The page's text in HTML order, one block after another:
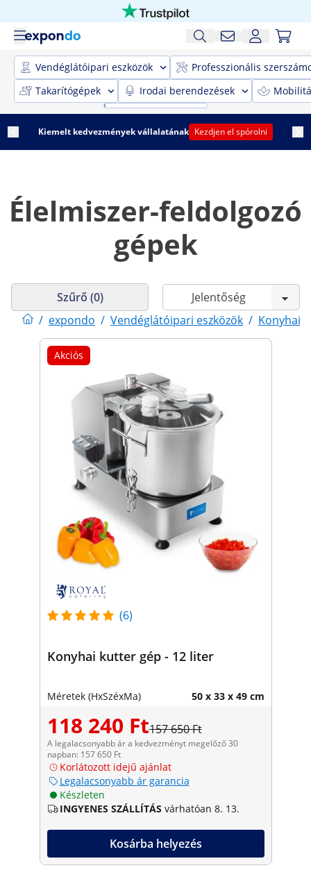
Vendéglátóipari eszközök
Professzionális
Takarítógépek
Irodai berendezések
Kiemelt kedvezmények vállalatának Kezdjen el spórolni
Élelmiszer-feldolgozó
gépek
/ expondo / Vendéglátóipari eszközök / Konyhai
Szűrő (0)
Akciós
(6)
Konyhai kutter gép - 12 liter
Méretek (HxSzéxMa) 50 x 33 x 49 cm
118 240 Ft157 650 Ft
A legalacsonyabb ár a kedvezményt megelőző 30
napban: 157 650 Ft
Korlátozott idejű ajánlat
Legalacsonyabb ár garancia
Készleten
INGYENES SZÁLLÍTÁS várhatóan 8. 13.
Kosárba helyezés